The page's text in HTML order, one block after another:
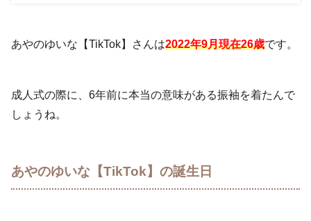
あやのゆいな【TikTok】さんは2022年9月現在26歳です。
成人式の際に、6年前に本当の意味がある振袖を着たんで
しょうね。
あやのゆいな【TikTok】の誕生日